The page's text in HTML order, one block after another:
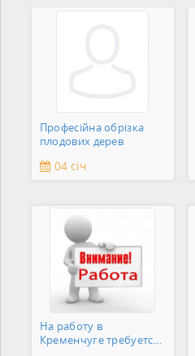
Професійна обрізка
плодових дерев
04 січ.
На работу в
Кременчуге требуется